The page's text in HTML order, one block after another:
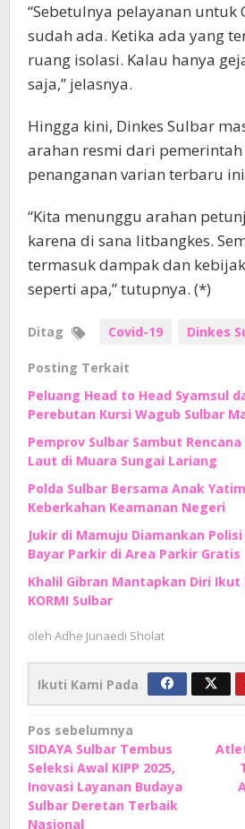
“Sebetulnya pelayanan untuk
sudah ada. Ketika ada yang
ruang isolasi. Kalau hanya
saja,” jelasnya.
Hingga kini, Dinkes Sulbar
arahan resmi dari
penanganan varian terbaru
“Kita menunggu arahan
karena di sana litbangkes.
termasuk dampak dan
seperti apa,” tutupnya. (*)
Ditag Covid-19 Dinkes
Posting Terkait
Peluang Head to Head Syamsul
Perebutan Kursi Wagub Sulbar
Pemprov Sulbar Sambut
Laut di Muara Sungai Lariang
Polda Sulbar Bersama Anak
Keberkahan Keamanan Negeri
Jukir di Mamuju Diamankan
Bayar Parkir di Area Parkir Gratis
Khalil Gibran Mantapkan Diri Ikut
KORMI Sulbar
oleh Adhe Junaedi Sholat
Ikuti Kami Pada
Navigasi
pos
Pos sebelumnya
SIDAYA Sulbar Tembus
Seleksi Awal KIPP 2025,
Inovasi Layanan Budaya
Sulbar Deretan Terbaik
Nasional